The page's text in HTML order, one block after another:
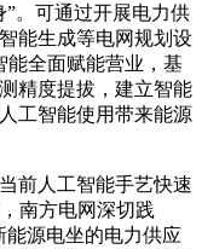
。可通过开展电力供
能生成等电网规划设
能全面赋能营业，基
精度提拔，建立智能
工智能使用带来能源
人工智能手艺快速
南方电网深切践
能源电坐的电力供应